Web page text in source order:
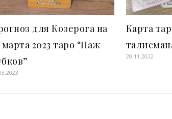
для Козерога на
марта 2023 таро “Паж
Карта
20.11.2022